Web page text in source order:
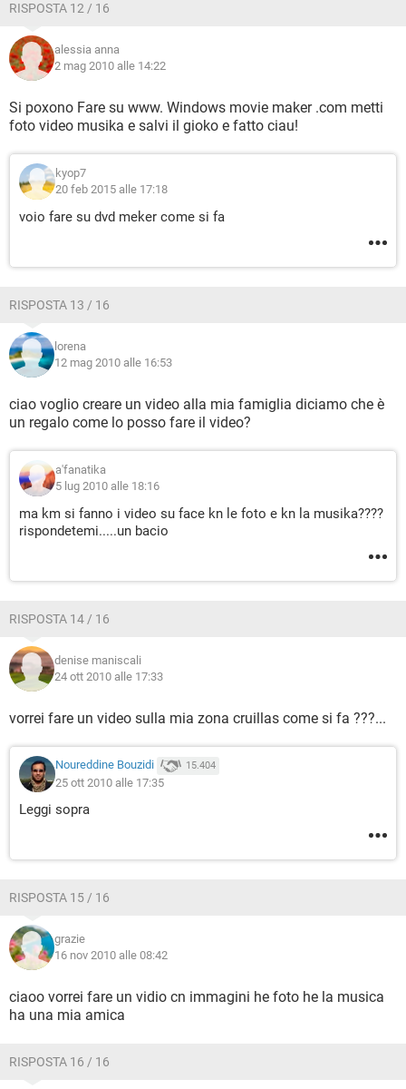
RISPOSTA 12 / 16
alessia anna
2 mag 2010 alle 14:22
Si poxono Fare su www. Windows movie maker .com metti
foto video musika e salvi il gioko e fatto ciau!
kyop7
20 feb 2015 alle 17:18
voio fare su dvd meker come si fa
RISPOSTA 13 / 16
lorena
12 mag 2010 alle 16:53
ciao voglio creare un video alla mia famiglia diciamo che è
un regalo come lo posso fare il video?
a'fanatika
5 lug 2010 alle 18:16
ma km si fanno i video su face kn le foto e kn la musika????
rispondetemi.....un bacio
RISPOSTA 14 / 16
denise maniscali
24 ott 2010 alle 17:33
vorrei fare un video sulla mia zona cruillas come si fa ???...
Noureddine Bouzidi 15.404
25 ott 2010 alle 17:35
Leggi sopra
RISPOSTA 15 / 16
grazie
16 nov 2010 alle 08:42
ciaoo vorrei fare un vidio cn immagini he foto he la musica
ha una mia amica
RISPOSTA 16 / 16